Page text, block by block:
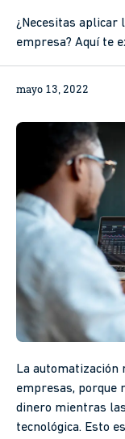
¿Necesitas aplicar
empresa? Aquí te
mayo 13, 2022
La
empresas, porque
dinero mientras
tecnológica. Esto